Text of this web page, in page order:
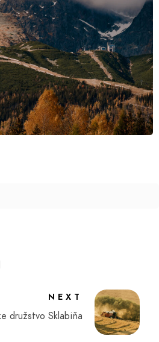
NEXT
družstvo Sklabiňa